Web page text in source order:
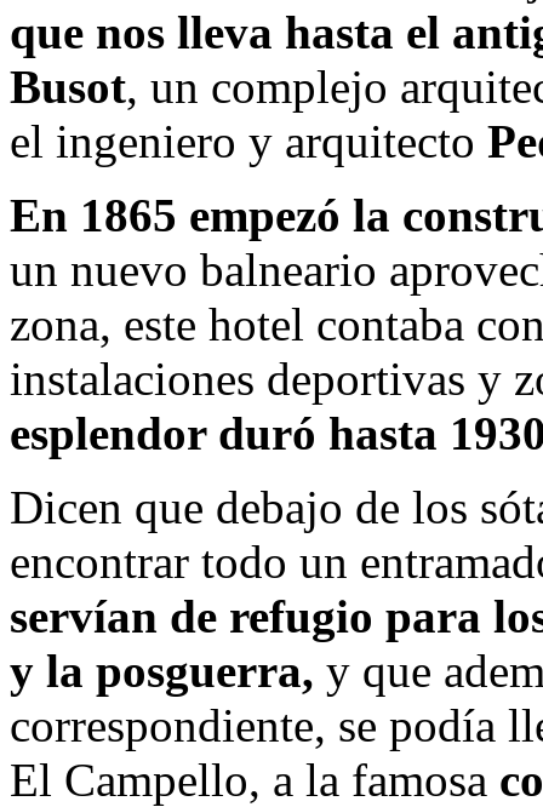
que nos lleva hasta el
Busot, un complejo
el ingeniero y arquitecto
En 1865 empezó la
un nuevo balneario
zona, este hotel contaba
instalaciones deportivas y
esplendor duró hasta
Dicen que debajo de los
encontrar todo un
servían de refugio para
y la posguerra, y que
correspondiente, se podía
El Campello, a la famosa